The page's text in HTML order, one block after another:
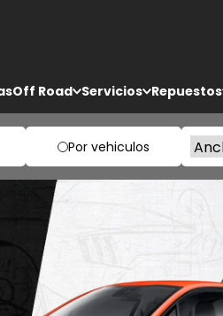
Off Road Servicios Repuestos
Por vehiculos
3.
225
235
285